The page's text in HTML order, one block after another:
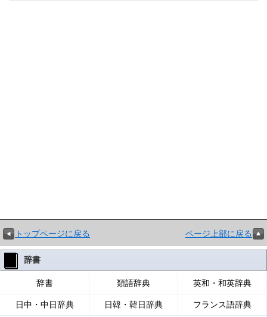
トップページに戻る ページ上部に戻る
辞書
辞書 類語辞典 英和・和英辞典
日中・中日辞典 日韓・韓日辞典 フランス語辞典